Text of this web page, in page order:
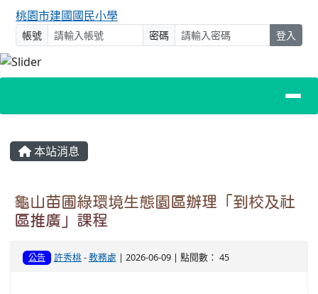
桃園市建國國民小學
帳號 密碼 登入
主內容區域
本站消息
龜山苗圃綠環境生態園區辦理「到校及社
區推廣」課程
公告 許秀桃-教務處 | 2026-06-09 | 點閱數： 45